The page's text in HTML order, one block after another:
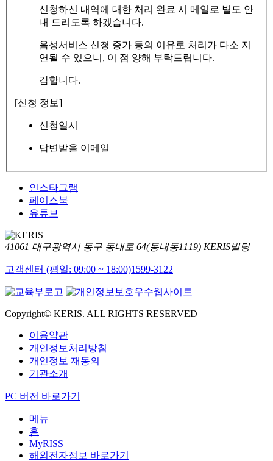
신청하신 내역에 대한 처리 완료 시 메일로 별도 안
내 드리도록 하겠습니다.
음성서비스 신청 증가 등의 이유로 처리가 다소 지
연될 수 있으니, 이 점 양해 부탁드립니다.
감합니다.
[신청 정보]
신청일시
답변받을 이메일
인스타그램
페이스북
유튜브
41061 대구광역시 동구 동내로 64(동내동1119) KERIS빌딩
고객센터 (평일: 09:00 ~ 18:00)1599-3122
Copyright© KERIS. ALL RIGHTS RESERVED
이용약관
개인정보처리방침
개인정보 재동의
기관소개
PC 버전 바로가기
메뉴
홈
MyRISS
해외전자정보 바로가기